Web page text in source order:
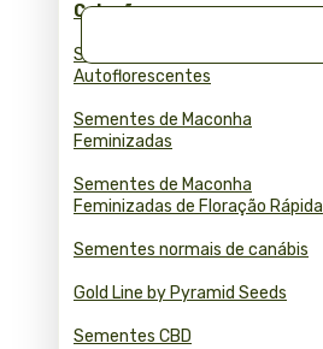
Coleções
Sementes de Cannabis
Autoflorescentes
Sementes de Maconha
Feminizadas
Sementes de Maconha
Feminizadas de Floração Rápida
Sementes normais de canábis
Gold Line by Pyramid Seeds
Sementes CBD